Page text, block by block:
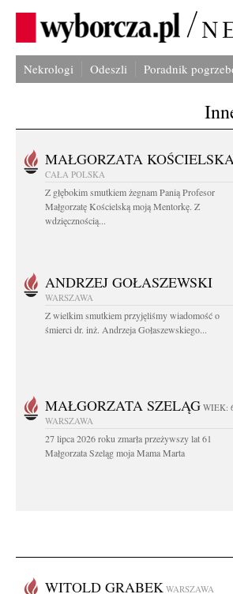
Nekrologi Odeszli Poradnik
MAŁGORZATA
CAŁA POLSKA
Z głębokim smutkiem żegnam Panią Profesor
Małgorzatę Kościelską moją Mentorkę. Z
wdzięcznością...
ANDRZEJ GOŁASZEWSKI
WARSZAWA
Z wielkim smutkiem przyjęliśmy wiadomość o
śmierci dr. inż. Andrzeja Gołaszewskiego...
MAŁGORZATA SZELĄG WIEK:
WARSZAWA
27 lipca 2026 roku zmarła przeżywszy lat 61
Małgorzata Szeląg moja Mama Marta
WITOLD GRABEK WARSZAWA